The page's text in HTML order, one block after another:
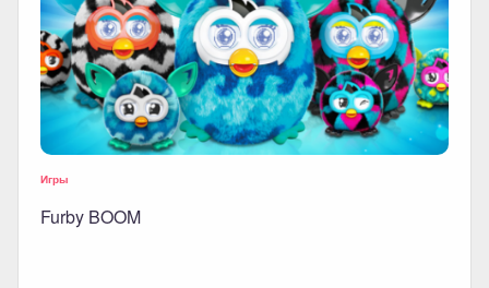
Игры
Furby BOOM